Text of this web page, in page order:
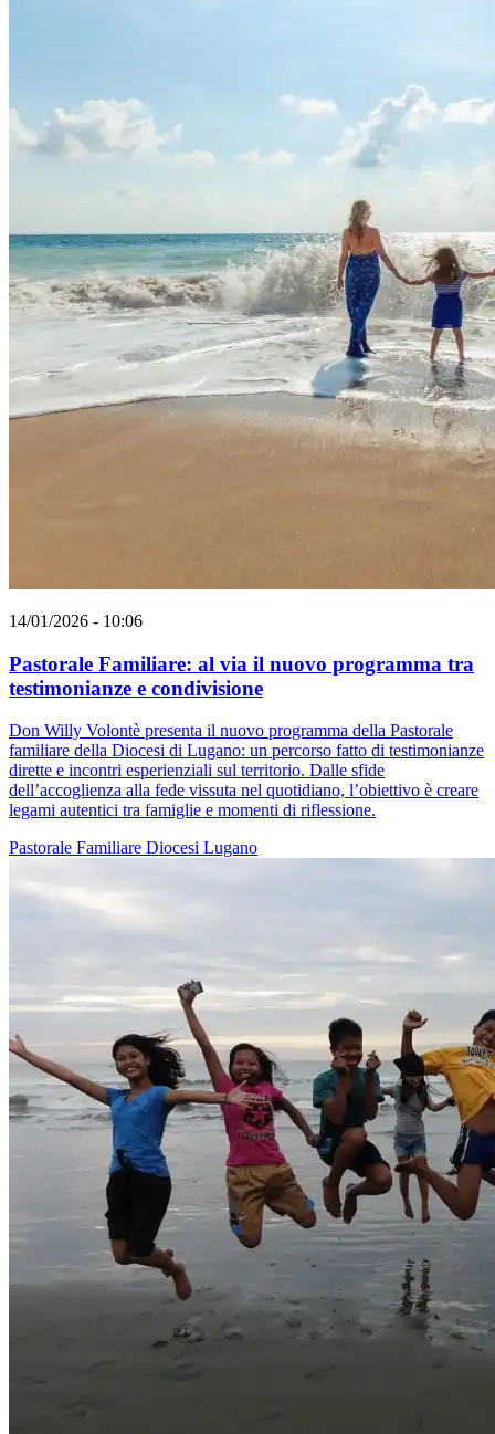
14/01/2026 - 10:06
Pastorale Familiare: al via il nuovo programma tra
testimonianze e condivisione
Don Willy Volontè presenta il nuovo programma della Pastorale
familiare della Diocesi di Lugano: un percorso fatto di testimonianze
dirette e incontri esperienziali sul territorio. Dalle sfide
dell’accoglienza alla fede vissuta nel quotidiano, l’obiettivo è creare
legami autentici tra famiglie e momenti di riflessione.
Pastorale Familiare Diocesi Lugano